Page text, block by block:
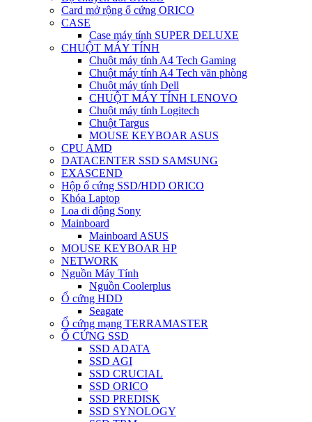
Card mở rộng ổ cứng ORICO
CASE
Case máy tính SUPER DELUXE
CHUỘT MÁY TÍNH
Chuột máy tính A4 Tech Gaming
Chuột máy tính A4 Tech văn phòng
Chuột máy tính Dell
CHUỘT MÁY TÍNH LENOVO
Chuột máy tính Logitech
Chuột Targus
MOUSE KEYBOAR ASUS
CPU AMD
DATACENTER SSD SAMSUNG
EXASCEND
Hộp ổ cứng SSD/HDD ORICO
Khóa Laptop
Loa di động Sony
Mainboard
Mainboard ASUS
MOUSE KEYBOAR HP
NETWORK
Nguồn Máy Tính
Nguồn Coolerplus
Ổ cứng HDD
Seagate
Ổ cứng mạng TERRAMASTER
Ổ CỨNG SSD
SSD ADATA
SSD AGI
SSD CRUCIAL
SSD ORICO
SSD PREDISK
SSD SYNOLOGY